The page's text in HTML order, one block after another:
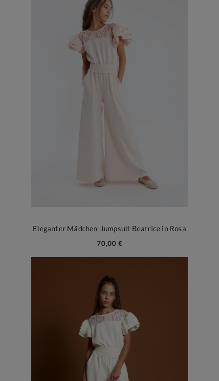
Eleganter Mädchen-Jumpsuit Beatrice in Rosa
70,00 €